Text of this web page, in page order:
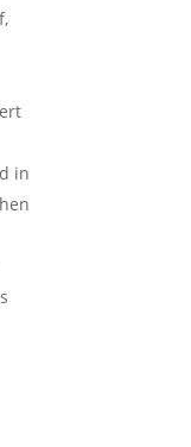
in